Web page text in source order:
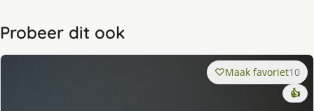
Probeer dit ook
Maak favoriet10
👍